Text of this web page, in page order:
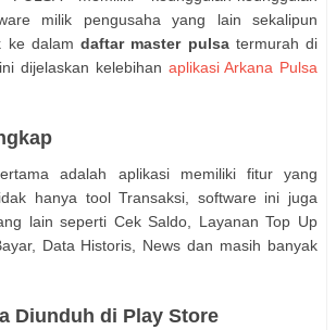
milik pengusaha yang lain sekalipun
ke dalam daftar master pulsatermurah di
dijelaskan kelebihan aplikasi Arkana Pulsa
adalah aplikasi memiliki fitur yang
hanya tool Transaksi, software ini juga
lain seperti Cek Saldo, Layanan Top Up
Data Historis, News dan masih banyak
Diunduh di Play Store